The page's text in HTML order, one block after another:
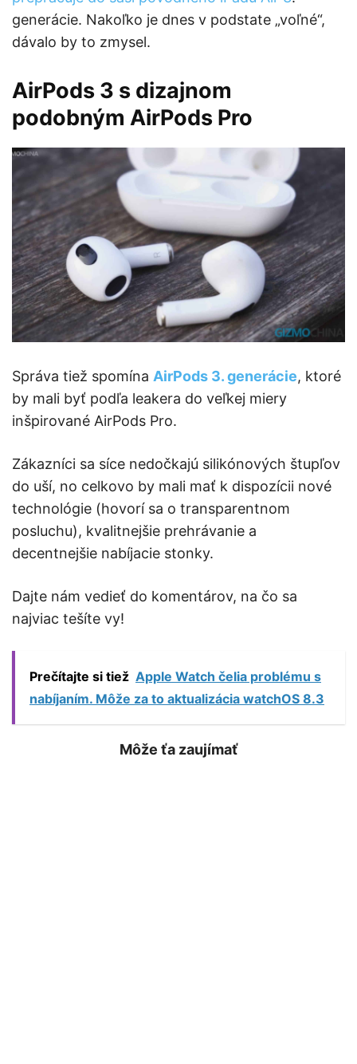
generácie. Nakoľko je dnes v podstate „voľné“,
dávalo by to zmysel.
AirPods 3 s dizajnom
podobným AirPods Pro
Správa tiež spomína AirPods 3. generácie, ktoré
by mali byť podľa leakera do veľkej miery
inšpirované AirPods Pro.
Zákazníci sa síce nedočkajú silikónových štupľov
do uší, no celkovo by mali mať k dispozícii nové
technológie (hovorí sa o transparentnom
posluchu), kvalitnejšie prehrávanie a
decentnejšie nabíjacie stonky.
Dajte nám vedieť do komentárov, na čo sa
najviac tešíte vy!
Prečítajte si tiež Apple Watch čelia problému s
nabíjaním. Môže za to aktualizácia watchOS 8.3
Môže ťa zaujímať